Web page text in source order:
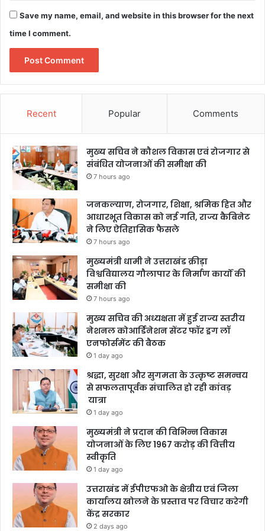
Save my name, email, and website in this browser for the next
time I comment.
Recent Popular Comments
मुख्य सचिव ने कौशल विकास एवं रोजगार से
संबंधित योजनाओं की समीक्षा की
7 hours ago
जनकल्याण, रोजगार, शिक्षा, श्रमिक हित और
आधारभूत विकास को नई गति, राज्य कैबिनेट
ने लिए ऐतिहासिक फैसले
7 hours ago
मुख्यमंत्री धामी ने उत्तराखंड क्रीड़ा
विश्वविद्यालय गौलापार के निर्माण कार्यों की
समीक्षा की
7 hours ago
मुख्य सचिव की अध्यक्षता में हुई राज्य स्तरीय
नेशनल कोआर्डिनेशन सेंटर फॉर ड्रग लॉ
एनफोर्समेंट की बैठक
1 day ago
श्रद्धा, सुरक्षा और सुगमता के उत्कृष्ट समन्वय
से सफलतापूर्वक संचालित हो रही कांवड़
यात्रा
1 day ago
मुख्यमंत्री ने प्रदान की विभिन्न विकास
योजनाओं के लिए 1967 करोड़ की वित्तीय
स्वीकृति
1 day ago
उत्तराखंड में ईपीएफओ के क्षेत्रीय एवं जिला
कार्यालय खोलने के प्रस्ताव पर विचार करेगी
केंद्र सरकार
2 days ago